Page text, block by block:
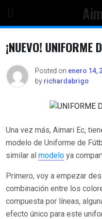
content
¡NUEVO!
Posted on enero 14,
by richardabrigo
Una vez más, Aimari Ec,
modelo de Uniforme de
similar al modelo ya
Primero, voy a empezar
combinación entre los
compuesta por líneas,
efecto único para este